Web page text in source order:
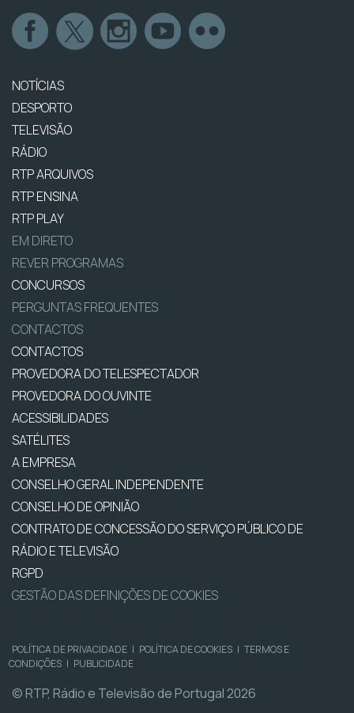
NOTÍCIAS
DESPORTO
TELEVISÃO
RÁDIO
RTP ARQUIVOS
RTP ENSINA
RTP PLAY
EM DIRETO
REVER PROGRAMAS
CONCURSOS
PERGUNTAS FREQUENTES
CONTACTOS
CONTACTOS
PROVEDORA DO TELESPECTADOR
PROVEDORA DO OUVINTE
ACESSIBILIDADES
SATÉLITES
A EMPRESA
CONSELHO GERAL INDEPENDENTE
CONSELHO DE OPINIÃO
CONTRATO DE CONCESSÃO DO SERVIÇO PÚBLICO DE
RÁDIO E TELEVISÃO
RGPD
GESTÃO DAS DEFINIÇÕES DE COOKIES
POLÍTICA DE PRIVACIDADE | POLÍTICA DE COOKIES | TERMOS E
CONDIÇÕES | PUBLICIDADE
© RTP, Rádio e Televisão de Portugal 2026